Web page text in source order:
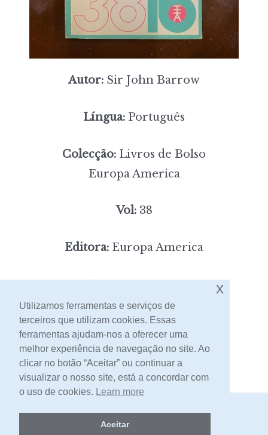
Autor: Sir John Barrow
Língua: Português
Colecção: Livros de Bolso
Europa America
Vol:38
Editora: Europa America
[portes incluídos]
Contacto
2026 -Livraria Egrégora
Utilizamos ferramentas e serviços de
terceiros que utilizam cookies. Essas
ferramentas ajudam-nos a oferecer uma
melhor experiência de navegação no site. Ao
clicar no botão “Aceitar” ou continuar a
visualizar o nosso site, está a concordar com
o uso de cookies. Learn more
Aceitar
x